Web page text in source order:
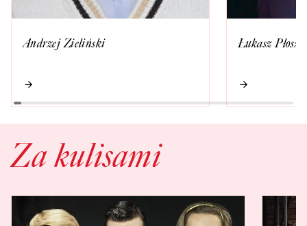
Andrzej Zieliński Łukasz
Za kulisami